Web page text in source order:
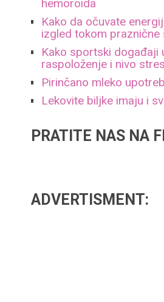
hemoroida
Kako da očuvate
izgled tokom praznične
Kako sportski događaji
raspoloženje i nivo
Pirinčano mleko
Lekovite biljke imaju i
PRATITE NAS NA
ADVERTISMENT: